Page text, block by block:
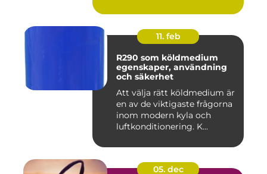
11. feb
R290 som köldmedium
egenskaper, användning
och säkerhet
Att välja rätt köldmedium är
en av de viktigaste frågorna
inom modern kyla och
luftkonditionering. K...
05. dec